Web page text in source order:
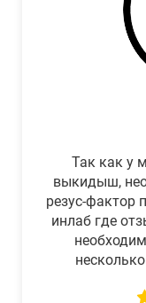
Так как у
выкидыш,
резус-фактор
инлаб где